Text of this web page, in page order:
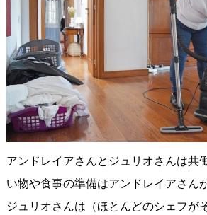
アンドレイアさんとジュリオさんは共
い物や食事の準備はアンドレイアさん
ジュリオさんは（ほとんどのシェフが